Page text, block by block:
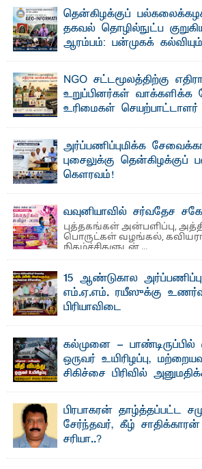
"ஒ ரு மாணவனின் அல்லது
கலைக்கப்படாது" என்ற உறுதியை
தென்கிழக்குப்
தகவல் தொழில்நுட்ப
ஆரம்பம்: பன்முகக்
பேராசிரியர் எம். எம். பாஸில்
தெ ன்கிழக்குப் பல்கலைக்கழகத்தின்
பீடத்தின் புவியியல் துறையினால் ...
NGO சட்டமூலத்திற்கு
உறுப்பினர்கள் வாக்களிக்க
உரிமைகள்
ஜே. எப். காமிலா பேகம்- இ லங்கை
அமைப்புகள் (NGO) தொடர்பான புதிய
அர்ப்பணிப்புமிக்க
புசைலுக்கு தென்கிழக்குப்
கௌரவம்!
வவுனியாவில் சர்வதேச
புத்தகங்கள் அன்பளிப்பு,
பொருட்கள் வழங்கல்,
நிகழ்ச்சிகளுடன் ...
15 ஆண்டுகால
எம்.ஏ.எம். ரயீஸுக்கு
பிரியாவிடை
கல்முனை - பாண்டிருப்பில்
ஒருவர் உயிரிழப்பு,
சிகிச்சை பிரிவில்
பாண்டிருப்பு ...பிரபாகரன் தாழ்த்தப்பட்ட
சேர்ந்தவர், கீழ்
சரியா..?